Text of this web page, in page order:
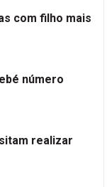
com filho mais
número
realizar